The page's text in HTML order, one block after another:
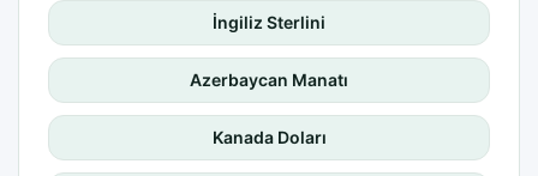
İngiliz Sterlini
Azerbaycan Manatı
Kanada Doları